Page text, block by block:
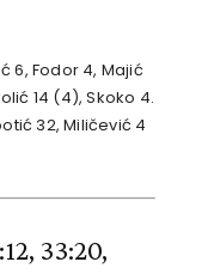
6, Fodor 4, Majić
14 (4), Skoko 4.
32, Miličević 4
33:20,